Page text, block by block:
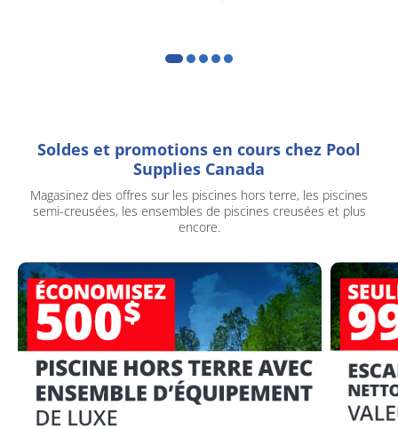
Soldes et promotions en cours chez Pool
Supplies Canada
Magasinez des offres sur les piscines hors terre, les piscines
semi-creusées, les ensembles de piscines creusées et plus
encore.